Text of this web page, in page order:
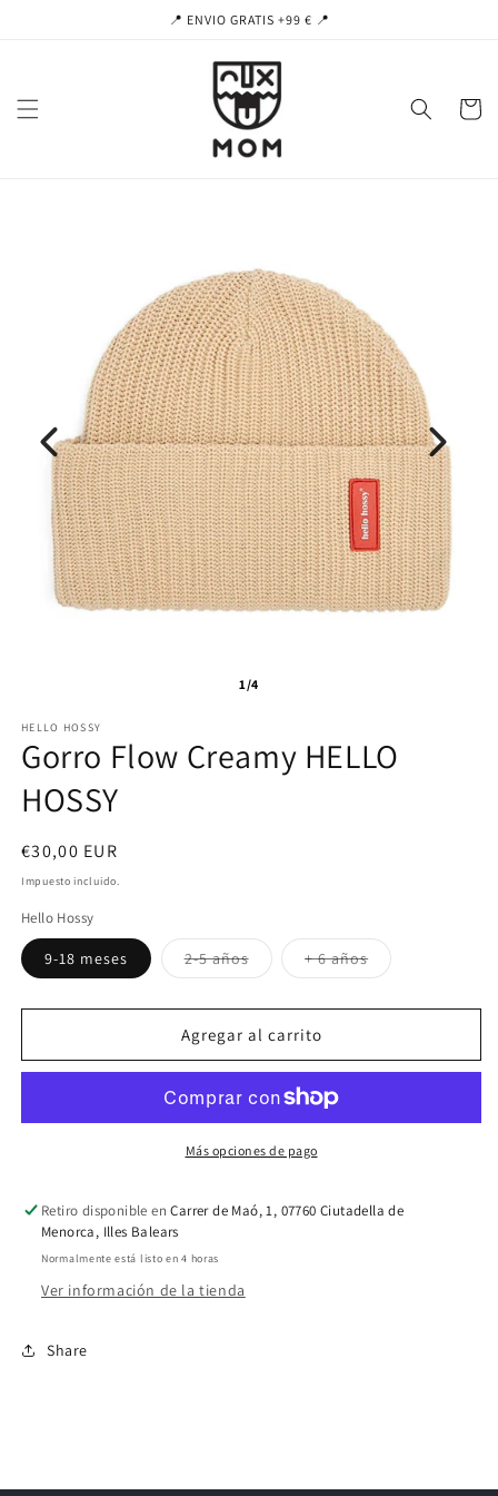
📍 ENVIO GRATIS +99 € 📍
Carrito
1/4
HELLO HOSSY
Gorro Flow Creamy HELLO
HOSSY
Precio
habitual
€30,00 EUR
Impuesto incluido.
Hello Hossy
9-18 meses 2-5 añosVariante
agotada
no
+ 6 añosVariante
agotada
no
Agregar al carrito
Más opciones de pago
Retiro disponible enCarrer de Maó, 1, 07760 Ciutadella de
Menorca, Illes Balears
Normalmente está listo en 4 horas
Ver información de la tienda
Share